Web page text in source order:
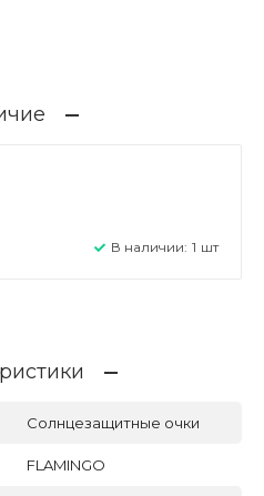
В наличии: 1 шт
Солнцезащитные очки
FLAMINGO